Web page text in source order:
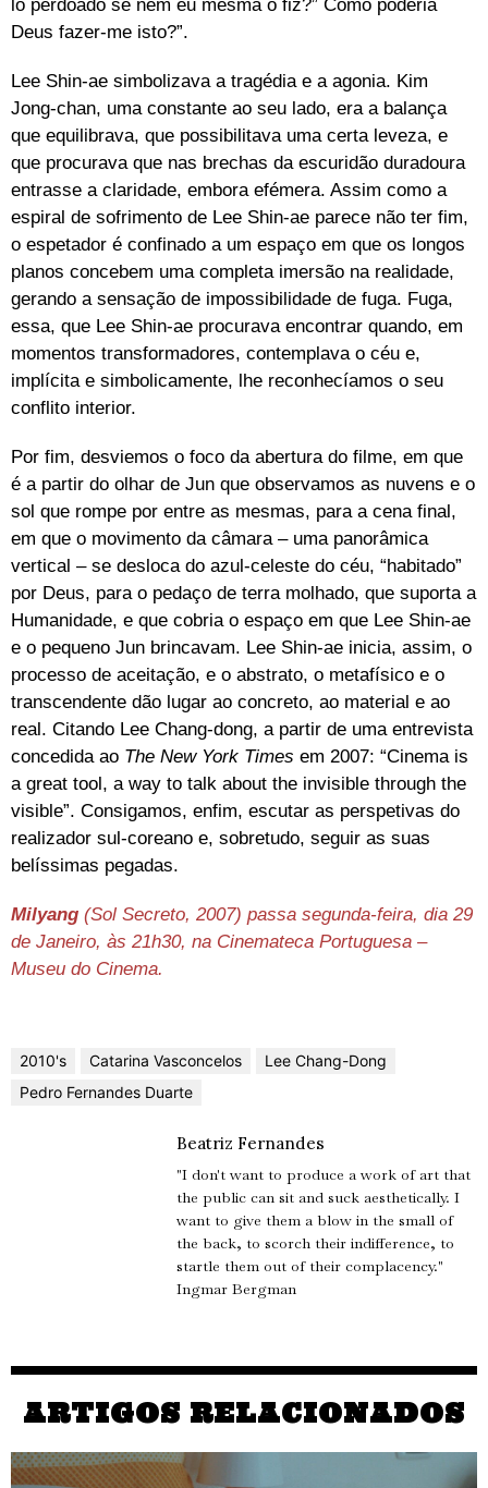
lo perdoado se nem eu mesma o fiz?” Como poderia
Deus fazer-me isto?”.
Lee Shin-ae simbolizava a tragédia e a agonia. Kim
Jong-chan, uma constante ao seu lado, era a balança
que equilibrava, que possibilitava uma certa leveza, e
que procurava que nas brechas da escuridão duradoura
entrasse a claridade, embora efémera. Assim como a
espiral de sofrimento de Lee Shin-ae parece não ter fim,
o espetador é confinado a um espaço em que os longos
planos concebem uma completa imersão na realidade,
gerando a sensação de impossibilidade de fuga. Fuga,
essa, que Lee Shin-ae procurava encontrar quando, em
momentos transformadores, contemplava o céu e,
implícita e simbolicamente, lhe reconhecíamos o seu
conflito interior.
Por fim, desviemos o foco da abertura do filme, em que
é a partir do olhar de Jun que observamos as nuvens e o
sol que rompe por entre as mesmas, para a cena final,
em que o movimento da câmara – uma panorâmica
vertical – se desloca do azul-celeste do céu, “habitado”
por Deus, para o pedaço de terra molhado, que suporta a
Humanidade, e que cobria o espaço em que Lee Shin-ae
e o pequeno Jun brincavam. Lee Shin-ae inicia, assim, o
processo de aceitação, e o abstrato, o metafísico e o
transcendente dão lugar ao concreto, ao material e ao
real. Citando Lee Chang-dong, a partir de uma entrevista
concedida ao The New York Times em 2007: “Cinema is
a great tool, a way to talk about the invisible through the
visible”. Consigamos, enfim, escutar as perspetivas do
realizador sul-coreano e, sobretudo, seguir as suas
belíssimas pegadas.
Milyang (Sol Secreto, 2007) passa segunda-feira, dia 29
de Janeiro, às 21h30, na Cinemateca Portuguesa –
Museu do Cinema.
2010's Catarina Vasconcelos
Lee Chang-Dong
Pedro Fernandes Duarte
Beatriz Fernandes
"I don't want to produce a work of art that
the public can sit and suck aesthetically. I
want to give them a blow in the small of
the back, to scorch their indifference, to
startle them out of their complacency."
Ingmar Bergman
ARTIGOS RELACIONADOS